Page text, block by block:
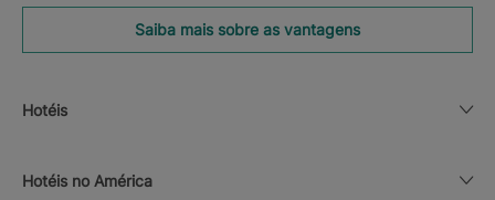
Saiba mais sobre as vantagens
Hotéis
Hotéis no América